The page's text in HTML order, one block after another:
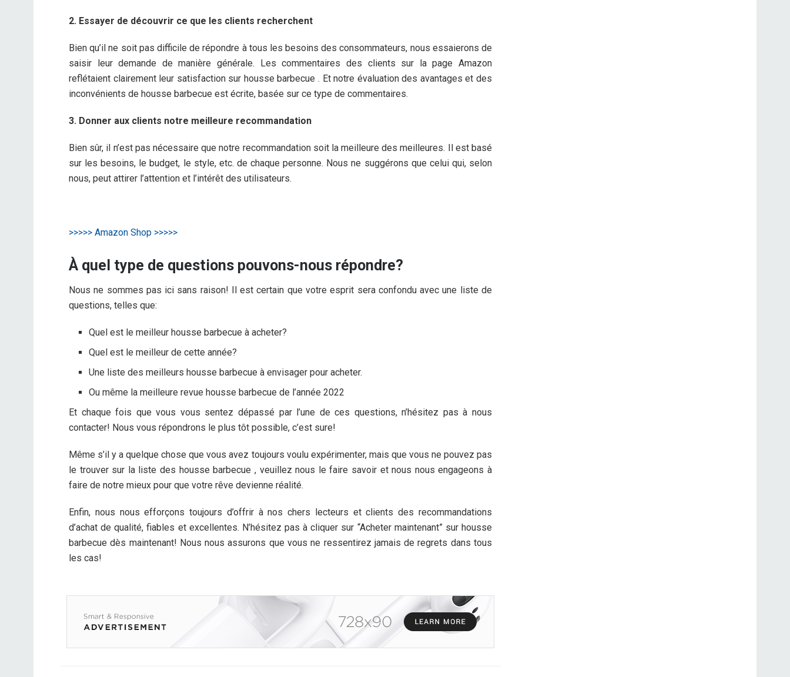
2. Essayer de découvrir ce que les clients recherchent
Bien qu’il ne soit pas difficile de répondre à tous les besoins des consommateurs, nous essaierons de
saisir leur demande de manière générale. Les commentaires des clients sur la page Amazon
reflétaient clairement leur satisfaction sur housse barbecue . Et notre évaluation des avantages et des
inconvénients de housse barbecue est écrite, basée sur ce type de commentaires.
3. Donner aux clients notre meilleure recommandation
Bien sûr, il n’est pas nécessaire que notre recommandation soit la meilleure des meilleures. Il est basé
sur les besoins, le budget, le style, etc. de chaque personne. Nous ne suggérons que celui qui, selon
nous, peut attirer l’attention et l’intérêt des utilisateurs.
>>>>> Amazon Shop >>>>>
À quel type de questions pouvons-nous répondre?
Nous ne sommes pas ici sans raison! Il est certain que votre esprit sera confondu avec une liste de
questions, telles que:
Quel est le meilleur housse barbecue à acheter?
Quel est le meilleur de cette année?
Une liste des meilleurs housse barbecue à envisager pour acheter.
Ou même la meilleure revue housse barbecue de l’année 2022
Et chaque fois que vous vous sentez dépassé par l’une de ces questions, n’hésitez pas à nous
contacter! Nous vous répondrons le plus tôt possible, c’est sure!
Même s’il y a quelque chose que vous avez toujours voulu expérimenter, mais que vous ne pouvez pas
le trouver sur la liste des housse barbecue , veuillez nous le faire savoir et nous nous engageons à
faire de notre mieux pour que votre rêve devienne réalité.
Enfin, nous nous efforçons toujours d’offrir à nos chers lecteurs et clients des recommandations
d’achat de qualité, fiables et excellentes. N’hésitez pas à cliquer sur “Acheter maintenant” sur housse
barbecue dès maintenant! Nous nous assurons que vous ne ressentirez jamais de regrets dans tous
les cas!